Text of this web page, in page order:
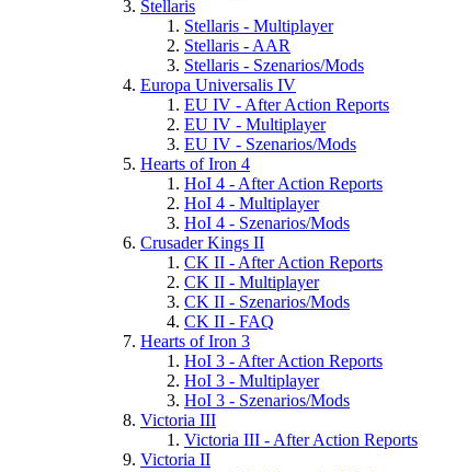
Stellaris
Stellaris - Multiplayer
Stellaris - AAR
Stellaris - Szenarios/Mods
Europa Universalis IV
EU IV - After Action Reports
EU IV - Multiplayer
EU IV - Szenarios/Mods
Hearts of Iron 4
HoI 4 - After Action Reports
HoI 4 - Multiplayer
HoI 4 - Szenarios/Mods
Crusader Kings II
CK II - After Action Reports
CK II - Multiplayer
CK II - Szenarios/Mods
CK II - FAQ
Hearts of Iron 3
HoI 3 - After Action Reports
HoI 3 - Multiplayer
HoI 3 - Szenarios/Mods
Victoria III
Victoria III - After Action Reports
Victoria II